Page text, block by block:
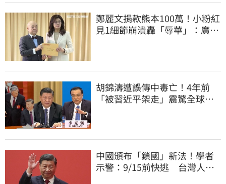
鄭麗文捐款熊本100萬！小粉紅
見1細節崩潰轟「辱華」：廣西
胡錦濤遭誤傳中毒亡！4年前
「被習近平架走」震驚全球
中國頒布「鎖國」新法！學者
示警：9/15前快逃 台灣人也